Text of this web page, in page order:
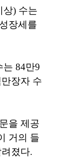
상) 수는
장세를
는 84만9
장자 수
을 제공
거의 들
졌다.